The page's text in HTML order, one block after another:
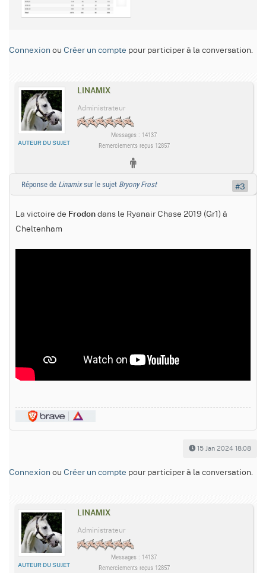
Connexion ou Créer un compte pour participer à la conversation.
LINAMIX
AUTEUR DU SUJET
Administrateur
Messages : 14137
Remerciements reçus 12857
Réponse de Linamixsur le sujet Bryony Frost
La victoire de Frodon dans le Ryanair Chase 2019 (Gr1) à
Cheltenham
15 Jan 2024 18:08
#3
Connexion ou Créer un compte pour participer à la conversation.
LINAMIX
AUTEUR DU SUJET
Administrateur
Messages : 14137
Remerciements reçus 12857